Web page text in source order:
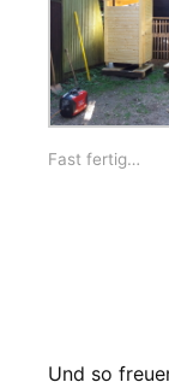
Fast fertig…
Und so